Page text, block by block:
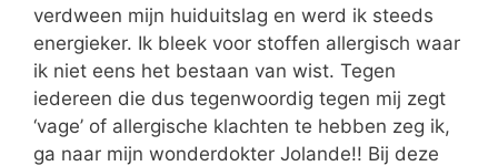
verdween mijn huiduitslag en werd ik steeds
energieker. Ik bleek voor stoffen allergisch waar
ik niet eens het bestaan van wist. Tegen
iedereen die dus tegenwoordig tegen mij zegt
‘vage’ of allergische klachten te hebben zeg ik,
ga naar mijn wonderdokter Jolande!! Bij deze